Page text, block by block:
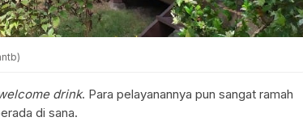
drink. Para pelayanannya pun sangat ramah
di sana.